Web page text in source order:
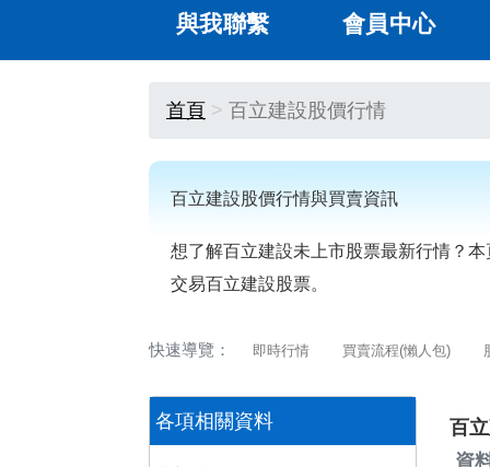
與我聯繫 會員中心
首頁 百立建設股價行情
百立建設股價行情與買賣資訊
想了解百立建設未上市股票最新行情？
交易百立建設股票。
快速導覽： 即時行情 買賣流程(懶人包)
各項相關資料
百
資